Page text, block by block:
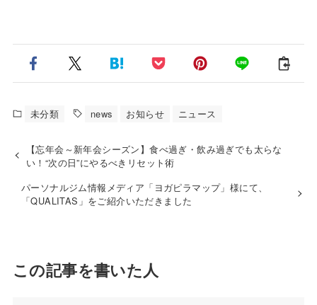
未分類 news お知らせ ニュース
【忘年会～新年会シーズン】食べ過ぎ・飲み過ぎでも太らな
い！“次の日”にやるべきリセット術
パーソナルジム情報メディア「ヨガピラマップ」様にて、
「QUALITAS」をご紹介いただきました
この記事を書いた人